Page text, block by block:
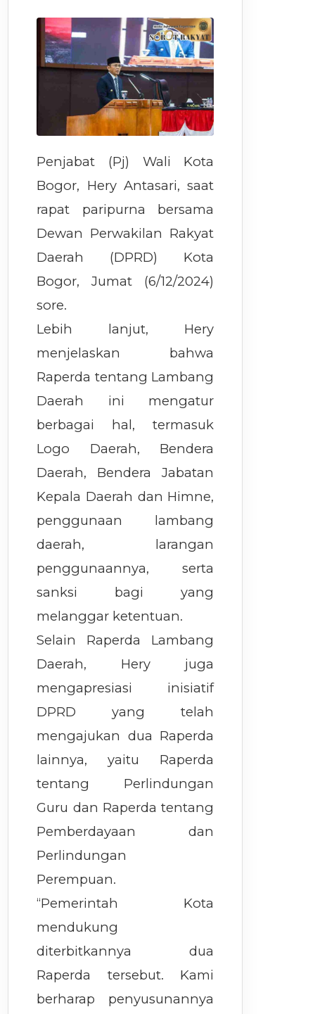
Penjabat (Pj) Wali Kota
Bogor, Hery Antasari, saat
rapat paripurna bersama
Dewan Perwakilan Rakyat
Daerah (DPRD) Kota
Bogor, Jumat (6/12/2024)
sore.
Lebih lanjut, Hery
menjelaskan bahwa
Raperda tentang Lambang
Daerah ini mengatur
berbagai hal, termasuk
Logo Daerah, Bendera
Daerah, Bendera Jabatan
Kepala Daerah dan Himne,
penggunaan lambang
daerah, larangan
penggunaannya, serta
sanksi bagi yang
melanggar ketentuan.
Selain Raperda Lambang
Daerah, Hery juga
mengapresiasi inisiatif
DPRD yang telah
mengajukan dua Raperda
lainnya, yaitu Raperda
tentang Perlindungan
Guru dan Raperda tentang
Pemberdayaan dan
Perlindungan
Perempuan.
“Pemerintah Kota
mendukung
diterbitkannya dua
Raperda tersebut. Kami
berharap penyusunannya